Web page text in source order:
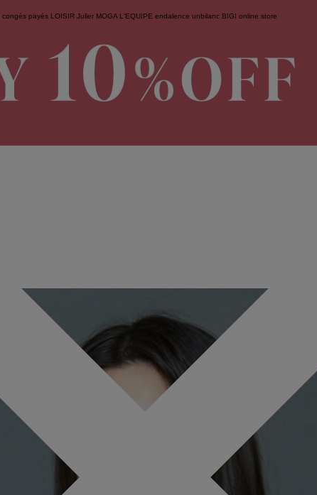
congés payés LOISIR Julier MOGA L'EQUIPE endalence unbilanc BIGI online store